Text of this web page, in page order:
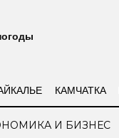
КАМЧАТКА
И БИЗНЕС